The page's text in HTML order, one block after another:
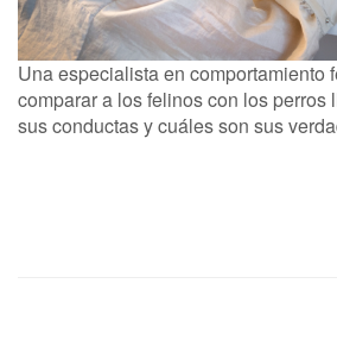
Una especialista en comportamiento
comparar a los felinos con los perros
sus conductas y cuáles son sus